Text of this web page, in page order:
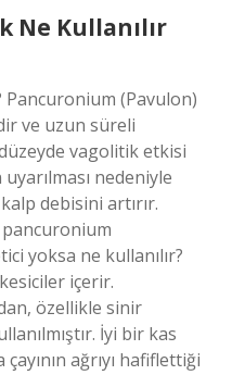
Ne Kullanılır
Pancuronium (Pavulon)
ve uzun süreli
vagolitik etkisi
nedeniyle
kalp debisini artırır.
yoksa ne kullanılır?
içerir.
özellikle sinir
İyi bir kas
ağrıyı hafiflettiği